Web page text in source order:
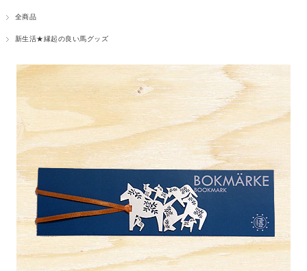
全商品
新生活★縁起の良い馬グッズ